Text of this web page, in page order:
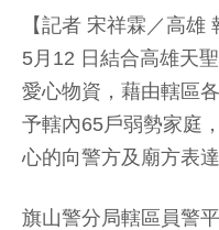
【記者 宋祥霖／高
5月12 日結合高雄天
愛心物資，藉由轄區
予轄內65戶弱勢家庭
心的向警方及廟方表達
旗山警分局轄區員警